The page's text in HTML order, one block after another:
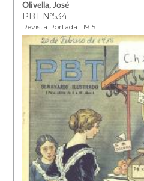
Olivella, José
PBT Nº534
Revista Portada | 1915